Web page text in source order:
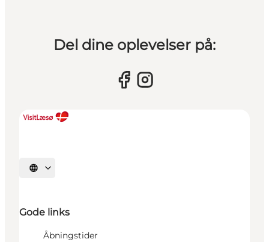
Del dine oplevelser på:
Vælg sprog
Gode links
Åbningstider